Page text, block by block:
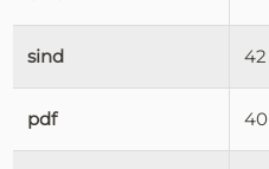
sind 42
pdf 40